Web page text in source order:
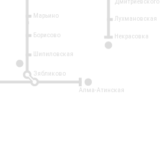
2
Марьино
Борисово
Шипиловская
Зябликово
Алма-Атинская
Лухмановская
Некрасовка